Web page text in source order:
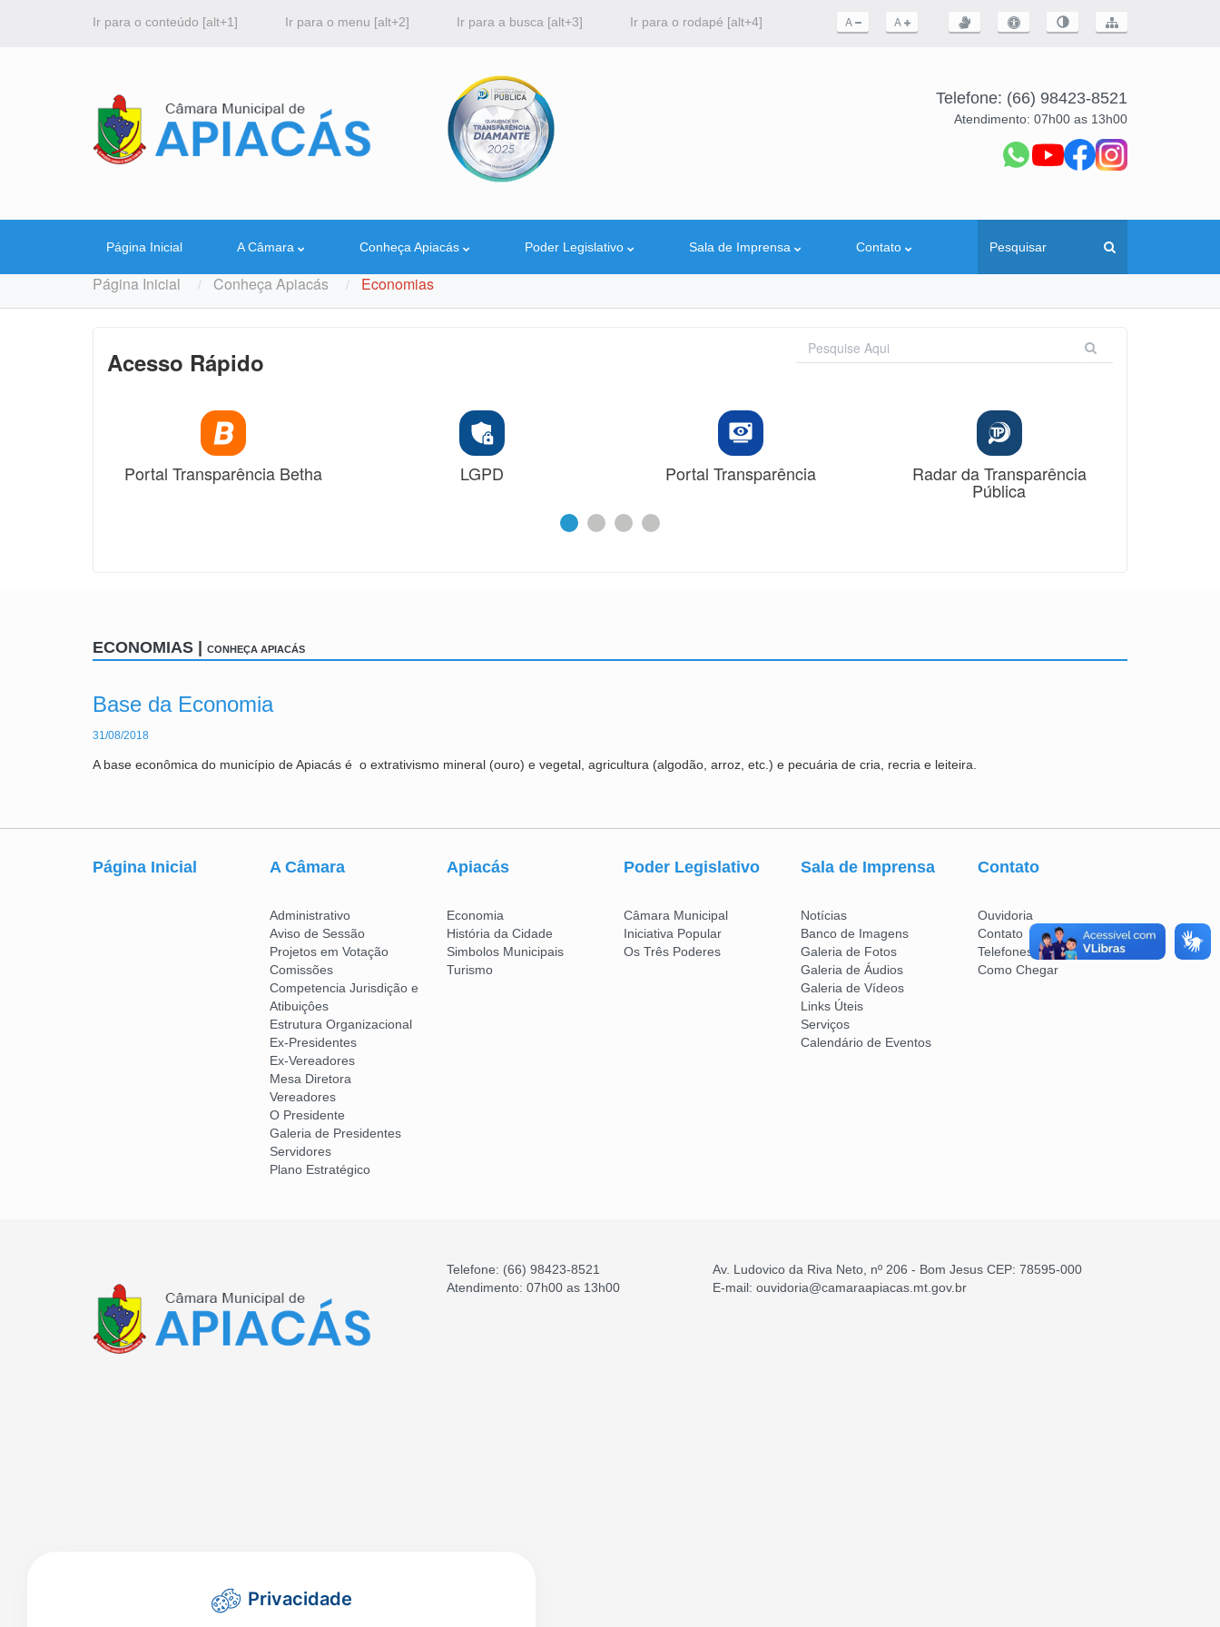
Ir para o conteúdo [alt+1] Ir para o menu [alt+2] Ir para a busca [alt+3] Ir para o rodapé [alt+4] A A
Telefone: (66) 98423-8521
Atendimento: 07h00 as 13h00
Página Inicial A Câmara Conheça Apiacás Poder Legislativo Sala de Imprensa Contato
Página Inicial Conheça Apiacás Economias
Acesso Rápido
Portal Transparência Betha LGPD Portal Transparência Radar da Transparência
Pública
ECONOMIAS | CONHEÇA APIACÁS
Base da Economia
31/08/2018
A base econômica do município de Apiacás é o extrativismo mineral (ouro) e vegetal, agricultura (algodão, arroz, etc.) e pecuária de cria, recria e leiteira.
Página Inicial A Câmara
Administrativo
Aviso de Sessão
Projetos em Votação
Comissões
Competencia Jurisdição e
Atibuiçôes
Estrutura Organizacional
Ex-Presidentes
Ex-Vereadores
Mesa Diretora
Vereadores
O Presidente
Galeria de Presidentes
Servidores
Plano Estratégico
Apiacás
Economia
História da Cidade
Simbolos Municipais
Turismo
Poder Legislativo
Câmara Municipal
Iniciativa Popular
Os Três Poderes
Sala de Imprensa
Notícias
Banco de Imagens
Galeria de Fotos
Galeria de Áudios
Galeria de Vídeos
Links Úteis
Serviços
Calendário de Eventos
Contato
Ouvidoria
Contato
Telefones Úteis
Como Chegar
Telefone: (66) 98423-8521
Atendimento: 07h00 as 13h00
Av. Ludovico da Riva Neto, nº 206 - Bom Jesus CEP: 78595-000
E-mail: ouvidoria@camaraapiacas.mt.gov.br
Privacidade